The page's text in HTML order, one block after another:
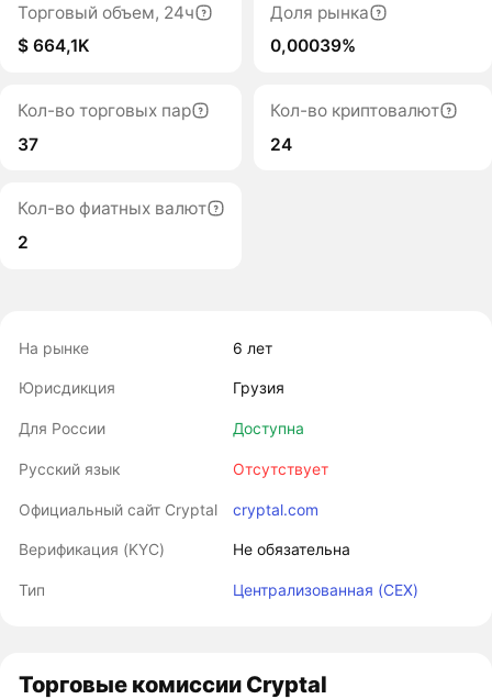
Торговый объем, 24ч
$ 664,1K
Доля рынка
0,00039%
Кол-во торговых пар
37
Кол-во криптовалют
24
Кол-во фиатных валют
2
На рынке 6 лет
Юрисдикция Грузия
Для России Доступна
Русский язык Отсутствует
Официальный сайт Cryptal cryptal.com
Верификация (KYC) Не обязательна
Тип Централизованная (CEX)
Торговые комиссии Cryptal